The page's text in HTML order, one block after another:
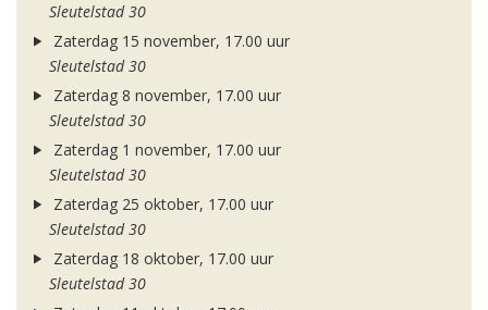
Sleutelstad 30
Zaterdag 15 november, 17.00 uur
Sleutelstad 30
Zaterdag 8 november, 17.00 uur
Sleutelstad 30
Zaterdag 1 november, 17.00 uur
Sleutelstad 30
Zaterdag 25 oktober, 17.00 uur
Sleutelstad 30
Zaterdag 18 oktober, 17.00 uur
Sleutelstad 30